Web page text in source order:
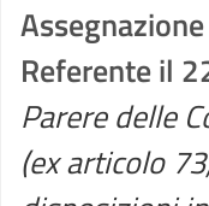
Assegnazione
Referente il
Parere delle
(ex articolo